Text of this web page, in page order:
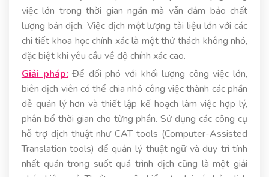
việc lớn trong thời gian ngắn mà vẫn đảm bảo chất
lượng bản dịch. Việc dịch một lượng tài liệu lớn với các
chi tiết khoa học chính xác là một thử thách không nhỏ,
đặc biệt khi yêu cầu về độ chính xác cao.
Giải pháp:Để đối phó với khối lượng công việc lớn,
biên dịch viên có thể chia nhỏ công việc thành các phần
dễ quản lý hơn và thiết lập kế hoạch làm việc hợp lý,
phân bổ thời gian cho từng phần. Sử dụng các công cụ
hỗ trợ dịch thuật như CAT tools (Computer-Assisted
Translation tools) để quản lý thuật ngữ và duy trì tính
nhất quán trong suốt quá trình dịch cũng là một giải